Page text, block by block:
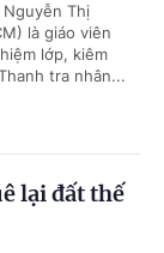
Thị
là giáo viên
lớp, kiêm
tra nhân...
lại đất thế